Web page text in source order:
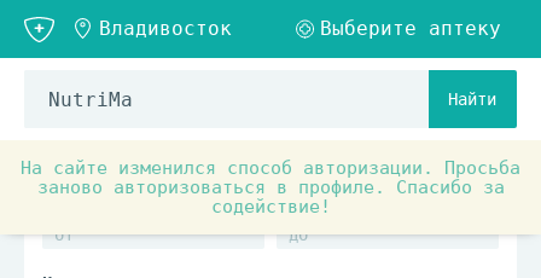
Найти
На сайте изменился способ авторизации. Просьба
заново авторизоваться в профиле. Спасибо за
содействие!